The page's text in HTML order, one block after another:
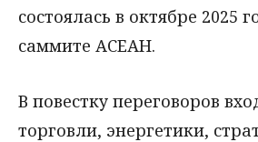
состоялась в октябре 2025
саммите АСЕАН.
В повестку переговоров
торговли, энергетики,